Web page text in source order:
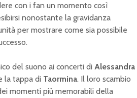
con i fan un momento così
nonostante la gravidanza
per mostrare come sia possibile
del suono ai concerti di Alessandra
la tappa di Taormina. Il loro scambio
momenti più memorabili della